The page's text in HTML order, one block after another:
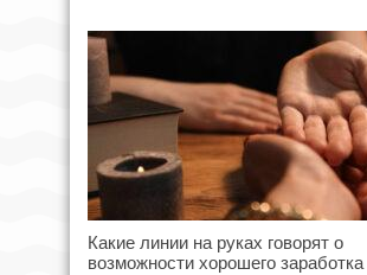
Какие линии на руках говорят о
возможности хорошего заработка